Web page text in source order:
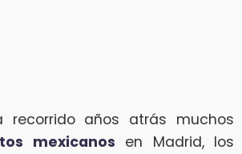
recorrido años atrás muchos
mexicanos en Madrid, los